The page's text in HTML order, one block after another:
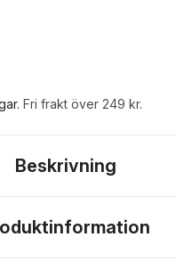
. Fri frakt över 249 kr.
Beskrivning